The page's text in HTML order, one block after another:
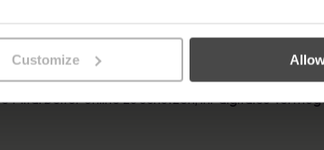
Customize
ein, die sich aus Cyber-Bedrohungen und der
zu beteiligen und Compliance-
vor Ort sein wird, um zu erörtern, wie unsere
online zu schützen, ihr digitales